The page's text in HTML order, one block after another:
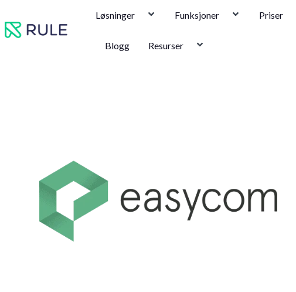
rett
til
Løsninger Funksjoner Priser
Blogg Resurser